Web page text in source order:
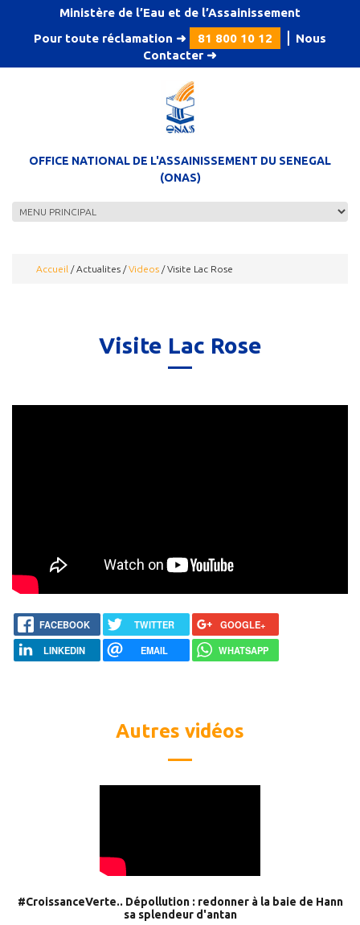
Aller au contenu principal
Ministère de l’Eau et de l’Assainissement
Pour toute réclamation ➜
81 800 10 12
Nous
Contacter ➜
OFFICE NATIONAL DE L'ASSAINISSEMENT DU SENEGAL
(ONAS)
Accueil / Actualites / Videos / Visite Lac Rose
Visite Lac Rose
FACEBOOK TWITTER
GOOGLE+
LINKEDIN
EMAIL WHATSAPP
Autres vidéos
#CroissanceVerte.. Dépollution : redonner à la baie de Hann
sa splendeur d'antan